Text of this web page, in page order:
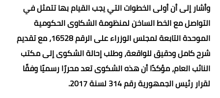
وأشار إلى أن أولى الخطوات التي يجب القيام بها تتمثل في
التواصل مع الخط الساخن لمنظومة الشكاوى الحكومية
الموحدة التابعة لمجلس الوزراء على الرقم 16528، مع تقديم
شرح كامل ودقيق للواقعة، وطلب إحالة الشكوى إلى مكتب
النائب العام، مؤكدًا أن هذه الشكوى تعد محررًا رسميًا وفقًا
لقرار رئيس الجمهورية رقم 314 لسنة 2017.